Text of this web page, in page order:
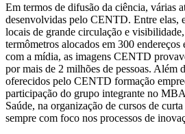
Em termos de difusão da ciência, várias
desenvolvidas pelo CENTD. Entre elas,
locais de grande circulação e
termômetros alocados em 300
com a mídia, as imagens CENTD
por mais de 2 milhões de pessoas. Além
oferecidos pelo CENTD formação
participação do grupo integrante no
Saúde, na organização de cursos de
sempre com foco nos processos de